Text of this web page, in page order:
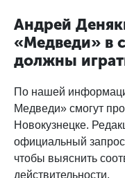
Андрей
«Медведи» в
должны
По нашей
Медведи» смогут
Новокузнецке.
официальный
чтобы выяснить
действительности.